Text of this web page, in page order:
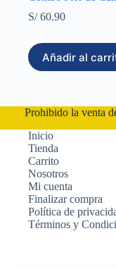
S/60.90
Añadir al
Prohibido la venta
Inicio
Tienda
Carrito
Nosotros
Mi cuenta
Finalizar compra
Política de
Términos y